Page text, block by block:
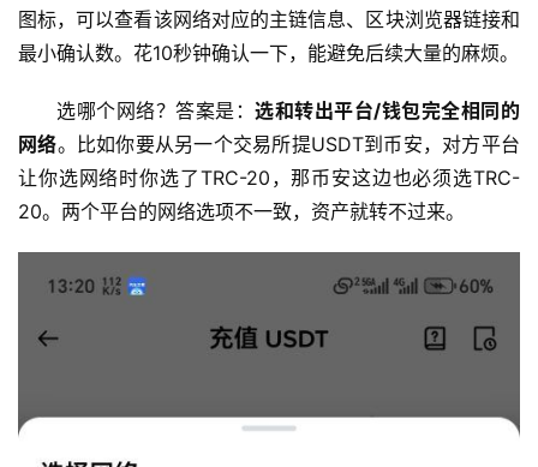
图标，可以查看该网络对应的主链信息、区块浏览器链接和
最小确认数。花10秒钟确认一下，能避免后续大量的麻烦。
选哪个网络？答案是：选和转出平台/钱包完全相同的
网络。比如你要从另一个交易所提USDT到币安，对方平台
让你选网络时你选了TRC-20，那币安这边也必须选TRC-
20。两个平台的网络选项不一致，资产就转不过来。